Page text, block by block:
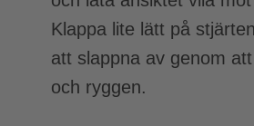
Klappa lite lätt på
att slappna av genom
och ryggen.